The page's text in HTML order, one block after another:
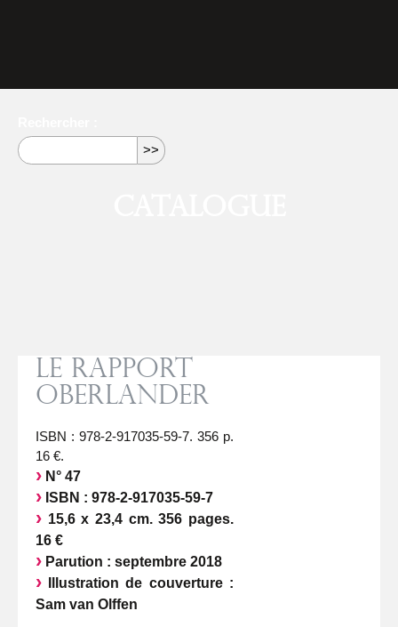
Le rapport
Oberlander
ISBN : 978-2-917035-59-7. 356 p.
16 €.
N° 47
ISBN : 978-2-917035-59-7
15,6 x 23,4 cm. 356 pages.
16 €
Parution : septembre 2018
Illustration de couverture :
Sam van Olffen